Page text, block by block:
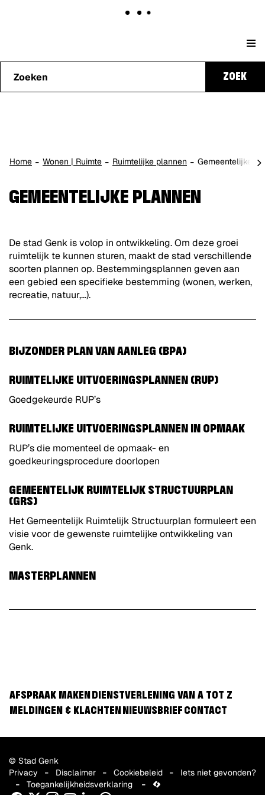
Genk
kunnen
we je
ZOEK
Home Wonen | Ruimte Ruimtelijke plannen Gemeentelijke
GEMEENTELIJKE PLANNEN
De stad Genk is volop in ontwikkeling. Om deze groei
ruimtelijk te kunnen sturen, maakt de stad verschillende
soorten plannen op. Bestemmingsplannen geven aan
een gebied een specifieke bestemming (wonen, werken,
recreatie, natuur,…).
BIJZONDER PLAN VAN AANLEG (BPA)
RUIMTELIJKE UITVOERINGSPLANNEN (RUP)
Goedgekeurde RUP’s
RUIMTELIJKE UITVOERINGSPLANNEN IN OPMAAK
RUP’s die momenteel de opmaak- en
goedkeuringsprocedure doorlopen
GEMEENTELIJK RUIMTELIJK STRUCTUURPLAN
(GRS)
Het Gemeentelijk Ruimtelijk Structuurplan formuleert een
visie voor de gewenste ruimtelijke ontwikkeling van
Genk.
MASTERPLANNEN
AFSPRAAK MAKEN
DIENSTVERLENING VAN A TOT Z
MELDINGEN & KLACHTEN
NIEUWSBRIEF CONTACT
© Stad Genk
Privacy
Disclaimer Cookiebeleid
Iets niet gevonden?
Toegankelijkheidsverklaring